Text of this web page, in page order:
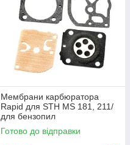
Мембрани карбюратора
Rapid для STH MS 181, 211/
для бензопил
Готово до відправки